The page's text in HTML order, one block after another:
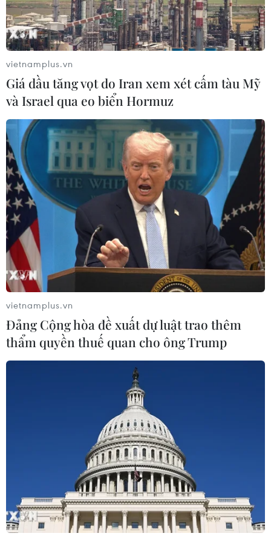
Giá dầu thế giới tăng khi dự trữ của Mỹ
tăng thấp hơn dự kiến
21/02/2020 02:25
Theo Cơ quan Thông tin Năng lượng Mỹ, trong tuần kết
thúc ngày 14/2, dự trữ dầu thô thương mại của nước
này đã tăng 400.000 thùng so với tuần trước đó.
Giá dầu giảm 4%, chứng khoán châu Âu
thấp nhất kể từ giữa 2016
vietnamplus.vn
Giá dầu tăng vọt do Iran xem xét cấm tàu Mỹ
và Israel qua eo biển Hormuz
vietnamplus.vn
Đảng Cộng hòa đề xuất dự luật trao thêm
thẩm quyền thuế quan cho ông Trump